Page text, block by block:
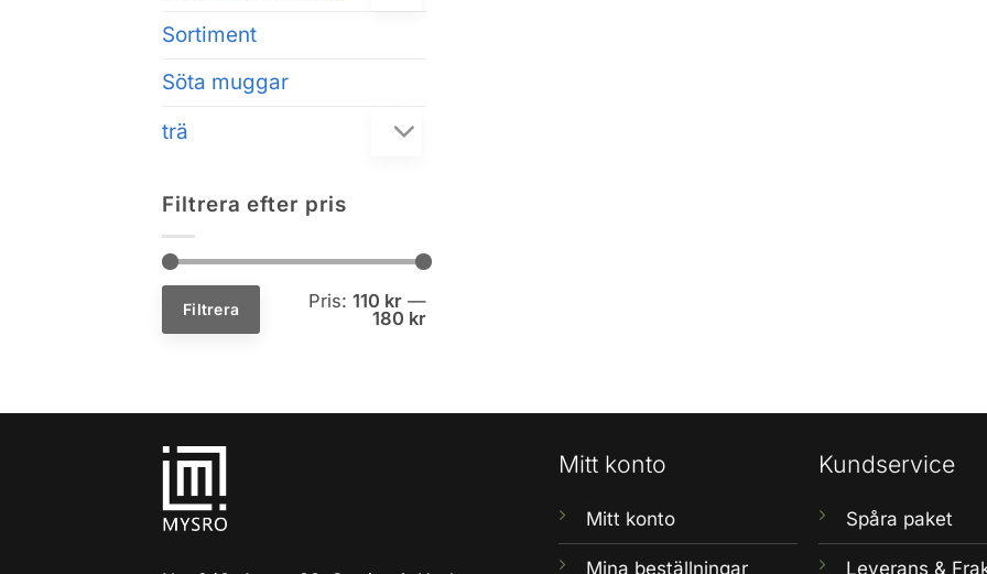
Sortiment
Söta muggar
trä
Filtrera efter pris
Min
pris
Max
prisFiltrera Pris: 110 kr —
180 kr
Mitt konto
Mitt konto
Mina beställningar
Kundservice
Spåra paket
Leverans &